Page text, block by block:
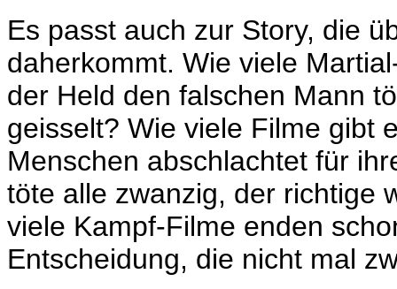
Es passt auch zur Story, die
daherkommt. Wie viele
der Held den falschen Mann
geisselt? Wie viele Filme gibt
Menschen abschlachtet für
töte alle zwanzig, der richtige
viele Kampf-Filme enden
Entscheidung, die nicht mal